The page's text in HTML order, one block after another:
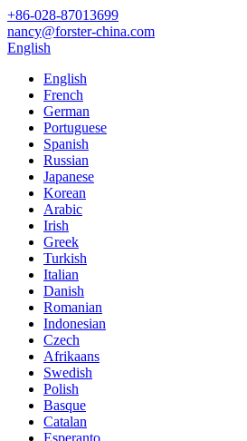
+86-028-87013699
nancy@forster-china.com
English
English
French
German
Portuguese
Spanish
Russian
Japanese
Korean
Arabic
Irish
Greek
Turkish
Italian
Danish
Romanian
Indonesian
Czech
Afrikaans
Swedish
Polish
Basque
Catalan
Esperanto